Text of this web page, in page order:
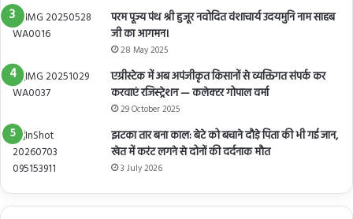
परम पूज्य पंथ श्री हुजूर नवोदित वंशाचार्य उदयमुनि नाम साहब
जी का आगमन।
28 May 2025
एग्रीस्टेक में अब अपंजीकृत किसानों से व्यक्तिगत संपर्क कर
करवाएं रजिस्ट्रेशन — कलेक्टर गोपाल वर्मा
29 October 2025
झटका तार बना काल: बेटे को बचाने दौड़े पिता की भी गई जान,
खेत में करंट लगने से दोनों की दर्दनाक मौत
3 July 2026